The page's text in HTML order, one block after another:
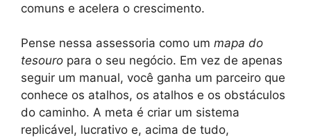
comuns e acelera o crescimento.
Pense nessa assessoria como um mapa do
tesouro para o seu negócio. Em vez de apenas
seguir um manual, você ganha um parceiro que
conhece os atalhos, os atalhos e os obstáculos
do caminho. A meta é criar um sistema
replicável, lucrativo e, acima de tudo,